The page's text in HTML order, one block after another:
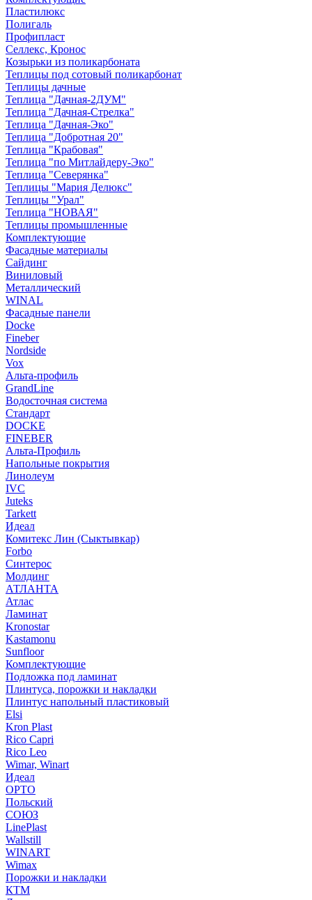
Пластилюкс
Полигаль
Профипласт
Селлекс, Кронос
Козырьки из поликарбоната
Теплицы под сотовый поликарбонат
Теплицы дачные
Теплица "Дачная-2ДУМ"
Теплица "Дачная-Стрелка"
Теплица "Дачная-Эко"
Теплица "Добротная 20"
Теплица "Крабовая"
Теплица "по Митлайдеру-Эко"
Теплица "Северянка"
Теплицы "Мария Делюкс"
Теплицы "Урал"
Теплица "НОВАЯ"
Теплицы промышленные
Комплектующие
Фасадные материалы
Сайдинг
Виниловый
Металлический
WINAL
Фасадные панели
Docke
Fineber
Nordside
Vox
Альта-профиль
GrandLine
Водосточная система
Стандарт
DOCKE
FINEBER
Альта-Профиль
Напольные покрытия
Линолеум
IVC
Juteks
Tarkett
Идеал
Комитекс Лин (Сыктывкар)
Forbo
Синтерос
Молдинг
АТЛАНТА
Атлас
Ламинат
Kronostar
Kastamonu
Sunfloor
Комплектующие
Подложка под ламинат
Плинтуса, порожки и накладки
Плинтус напольный пластиковый
Elsi
Kron Plast
Rico Capri
Rico Leo
Wimar, Winart
Идеал
ОРТО
Польский
СОЮЗ
LinePlast
Wallstill
WINART
Wimax
Порожки и накладки
КТМ